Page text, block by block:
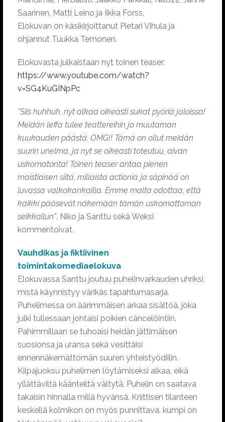
Saarinen, Matti Leino ja Iikka Forss.
Elokuvan on käsikirjoittanut Pietari Vihula ja
ohjannut Tuukka Temonen.
Elokuvasta julkaistaan nyt toinen teaser:
https://www.youtube.com/watch?
v=SG4KuGINpPc
”Siis huhhuh, nyt alkaa oikeasti sukat pyöriä jaloissa!
Meidän leffa tulee teattereihin jo muutaman
kuukauden päästä. OMG!! Tämä on ollut meidän
suurin unelma, ja nyt se oikeasti toteutuu, aivan
uskomatonta! Toinen teaser antaa pienen
maistiaisen siitä, millaista actionia ja säpinää on
luvassa valkokankailla. Emme malta odottaa, että
kaikki pääsevät näkemään tämän uskomattoman
seikkailun”, Niko ja Santtu sekä Weksi
kommentoivat.
Vauhdikas ja fiktiivinen
toimintakomediaelokuva
Elokuvassa Santtu joutuu puhelinvarkauden uhriksi,
mistä käynnistyy värikäs tapahtumasarja.
Puhelimessa on äärimmäisen arkaa sisältöä, joka
julki tullessaan johtaisi poikien cäncelöintiin.
Pahimmillaan se tuhoaisi heidän jättimäisen
suosionsa ja uransa sekä vesittäisi
ennennäkemättömän suuren yhteistyödiilin.
Kilpajuoksu puhelimen löytämiseksi alkaa, eikä
yllättäviltä käänteiltä vältytä. Puhelin on saatava
takaisin hinnalla millä hyvänsä. Kriittisen tilanteen
keskellä kolmikon on myös punnittava, kumpi on